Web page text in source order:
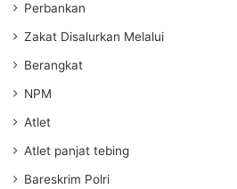
Perbankan
Zakat Disalurkan Melalui
Berangkat
NPM
Atlet
Atlet panjat tebing
Bareskrim Polri